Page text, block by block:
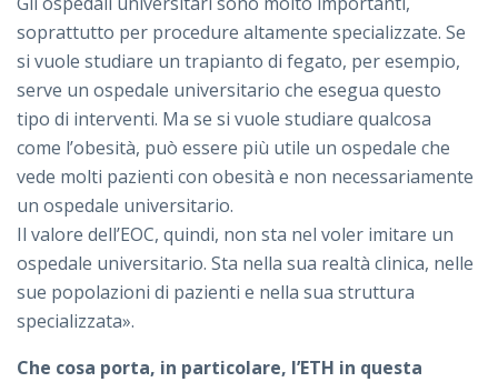
soprattutto per procedure altamente specializzate. Se
si vuole studiare un trapianto di fegato, per esempio,
serve un ospedale universitario che esegua questo
tipo di interventi. Ma se si vuole studiare qualcosa
come l’obesità, può essere più utile un ospedale che
vede molti pazienti con obesità e non necessariamente
un ospedale universitario.
Il valore dell’EOC, quindi, non sta nel voler imitare un
ospedale universitario. Sta nella sua realtà clinica, nelle
sue popolazioni di pazienti e nella sua struttura
specializzata».
Che cosa porta, in particolare, l’ETH in questa